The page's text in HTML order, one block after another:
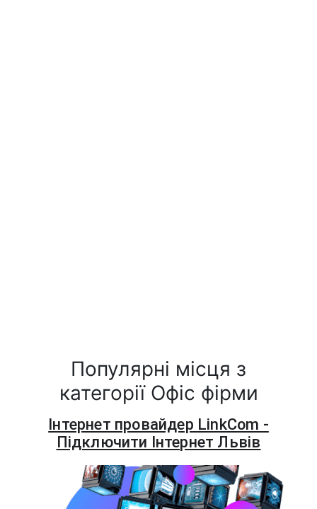
Популярні місця з
категорії Офіс фірми
Інтернет провайдер LinkCom -
Підключити Інтернет Львів